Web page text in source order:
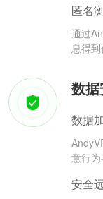
匿名
通过
息得到
数
数据
意行为
安全